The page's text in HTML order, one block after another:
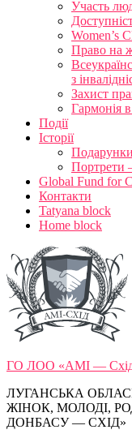
Участь
Women’s
Право на
з
Захист
Гармонія в
Події
Історії
Портрети
Global Fund for
Контакти
Tatyana block
Home block
ГО ЛОО «АМІ —
ЛУГАНСЬКА
ЖІНОК, МОЛОДІ,
ДОНБАСУ — СХІД»